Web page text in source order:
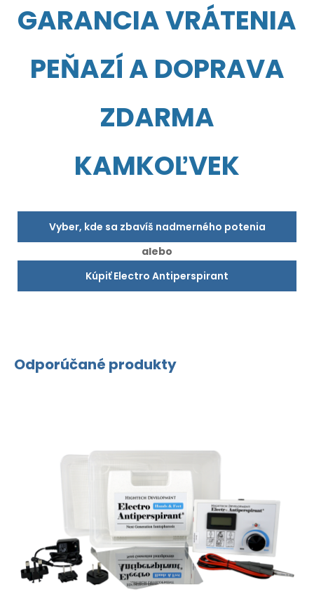
GARANCIA VRÁTENIA
PEŇAZÍ A DOPRAVA
ZDARMA
KAMKOĽVEK
Vyber, kde sa zbavíš nadmerného potenia
alebo
Kúpiť Electro Antiperspirant
Odporúčané produkty